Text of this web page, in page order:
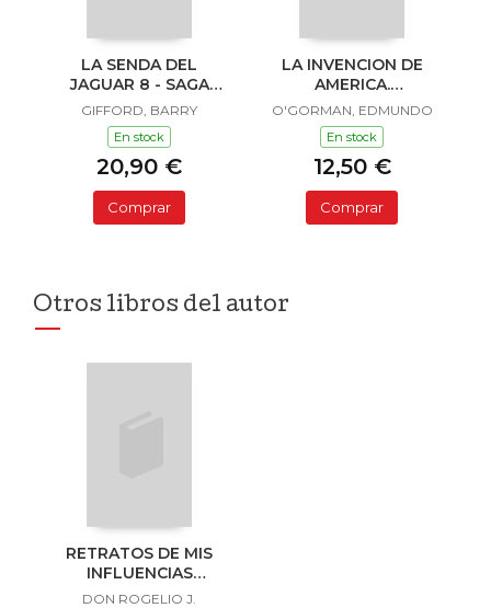
LA SENDA DEL
JAGUAR 8 - SAGA
SAILOR Y LULA
GIFFORD, BARRY
En stock
20,90 €
Comprar
LA INVENCION DE
AMERICA.
INVESTIGACION
ACERCA DE L
O'GORMAN, EDMUNDO
En stock
12,50 €
Comprar
Otros libros del autor
RETRATOS DE MIS
INFLUENCIAS
MUSICALES II
DON ROGELIO J.